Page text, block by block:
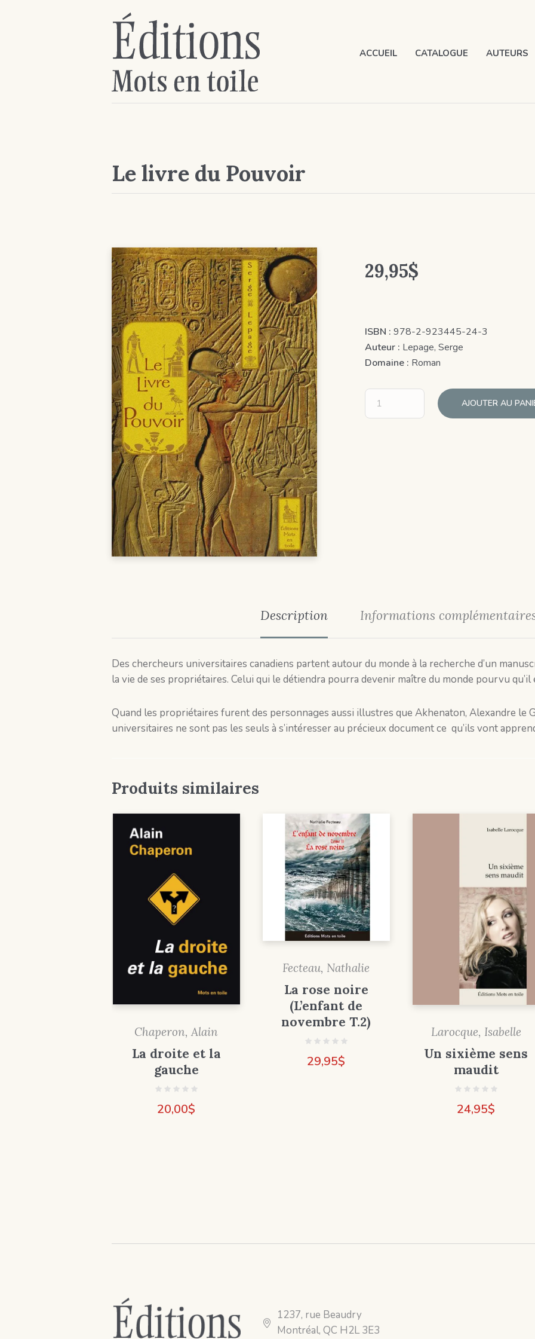
ACCUEIL CATALOGUE AUTEURS
Le livre du Pouvoir
29,95$
ISBN :978-2-923445-24-3
Auteur : Lepage, Serge
Domaine : Roman
AJOUTER AU
Description Informations
Des chercheurs universitaires canadiens partent autour du monde à la recherche d’un
la vie de ses propriétaires. Celui qui le détiendra pourra devenir maître du monde pourvu
Quand les propriétaires furent des personnages aussi illustres que Akhenaton, Alexandre le
universitaires ne sont pas les seuls à s’intéresser au précieux document ce qu’ils vont
Produits similaires
Chaperon, Alain
La droite et la
gauche
20,00$
Fecteau, Nathalie
La rose noire
(L’enfant de
novembre T.2)
29,95$
Larocque, Isabelle
Un sixième sens
maudit
24,95$
1237, rue Beaudry
Montréal, QC H2L 3E3